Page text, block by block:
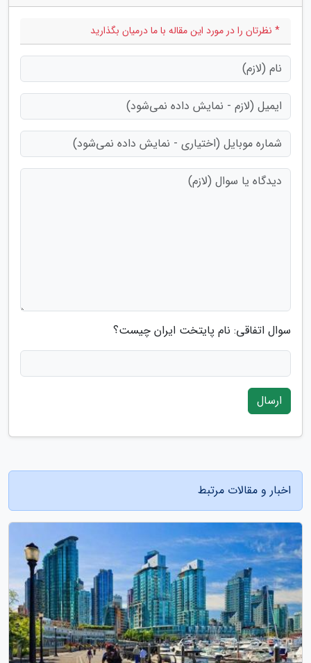
* نظرتان را در مورد این مقاله با ما درمیان بگذارید
سوال اتفاقی: نام پایتخت ایران چیست؟
ارسال
اخبار و مقالات مرتبط